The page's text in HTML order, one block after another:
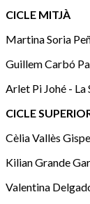
CICLE MITJÀ
Martina Soria
Guillem Carbó
Arlet Pi Johé - La
CICLE
Cèlia Vallès
Kilian Grande
Valentina